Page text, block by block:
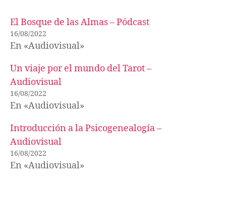
El Bosque de las Almas – Pódcast
16/08/2022
En «Audiovisual»
Un viaje por el mundo del Tarot –
Audiovisual
16/08/2022
En «Audiovisual»
Introducción a la Psicogenealogía –
Audiovisual
16/08/2022
En «Audiovisual»